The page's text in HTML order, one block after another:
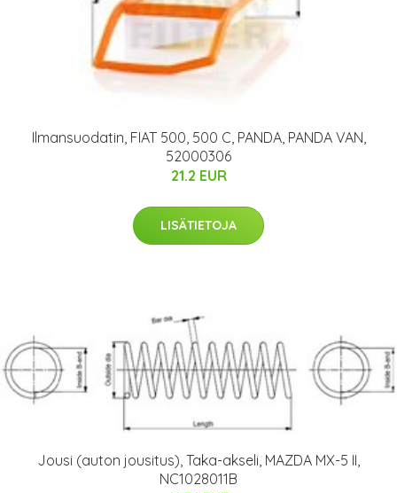
Ilmansuodatin, FIAT 500, 500 C, PANDA, PANDA VAN,
52000306
21.2 EUR
LISÄTIETOJA
Jousi (auton jousitus), Taka-akseli, MAZDA MX-5 II,
NC1028011B